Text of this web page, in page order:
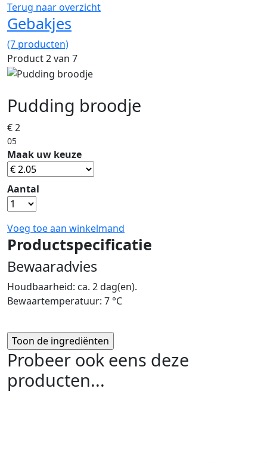
Terug naar overzicht
Gebakjes
(7 producten)
Product 2 van 7
Pudding broodje
€ 2
05
Maak uw keuze
Aantal
Voeg toe aan winkelmand
Productspecificatie
Bewaaradvies
Houdbaarheid: ca. 2 dag(en).
Bewaartemperatuur: 7 °C
Probeer ook eens deze
producten...